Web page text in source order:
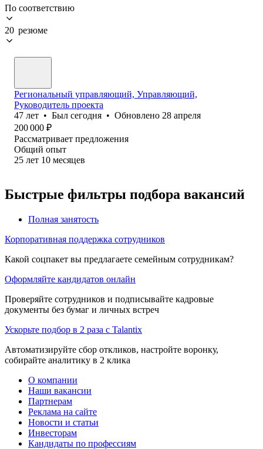
По соответствию
20 резюме
Региональный управляющий, Управляющий,
Руководитель проекта
47 лет • Был сегодня • Обновлено 28 апреля
200 000 ₽
Рассматривает предложения
Общий опыт
25 лет 10 месяцев
Быстрые фильтры подбора вакансий
Полная занятость
Корпоративная поддержка сотрудников
Какой соцпакет вы предлагаете семейным сотрудникам?
Оформляйте кандидатов онлайн
Проверяйте сотрудников и подписывайте кадровые
документы без бумаг и личных встреч
Ускорьте подбор в 2 раза с Talantix
Автоматизируйте сбор откликов, настройте воронку,
собирайте аналитику в 2 клика
О компании
Наши вакансии
Партнерам
Реклама на сайте
Новости и статьи
Инвесторам
Кандидаты по профессиям